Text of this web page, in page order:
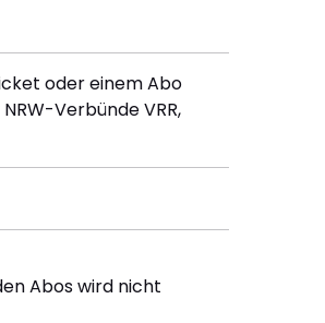
oder einem Abo
Verbünde VRR,
Abos wird nicht